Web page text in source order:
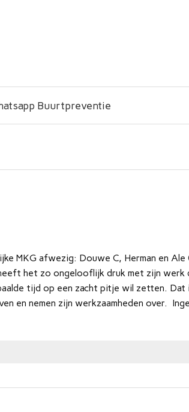
Buurtpreventie
MKG afwezig: Douwe C, Herman en Ale
het zo ongelooflijk druk met zijn werk
tijd op een zacht pitje wil zetten. Dat
en nemen zijn werkzaamheden over.